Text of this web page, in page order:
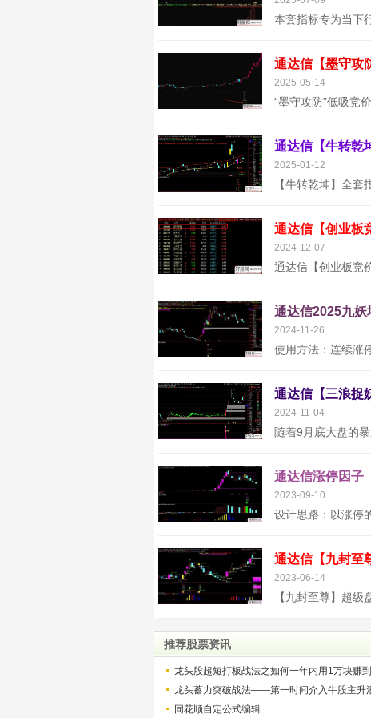
2025-05-14
2025-01-12
通达信【创业板
2024-12-07
通达信2025九妖
2024-11-26
2024-11-04
通达信涨停因子
2023-09-10
2023-06-14
推荐股票资讯
龙头股超短打板战法之如何一年内用1万块赚
解）
龙头蓄力突破战法——第一时间介入牛股主升
的技巧（图解）
同花顺自定公式编辑